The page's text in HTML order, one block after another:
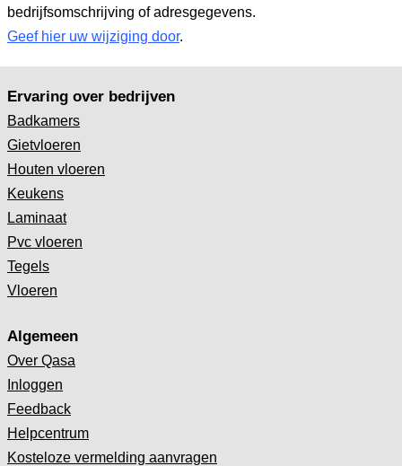
bedrijfsomschrijving of adresgegevens.
Geef hier uw wijziging door.
Ervaring over bedrijven
Badkamers
Gietvloeren
Houten vloeren
Keukens
Laminaat
Pvc vloeren
Tegels
Vloeren
Algemeen
Over Qasa
Inloggen
Feedback
Helpcentrum
Kosteloze vermelding aanvragen